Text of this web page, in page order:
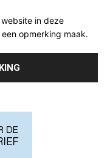
in deze
opmerking maak.